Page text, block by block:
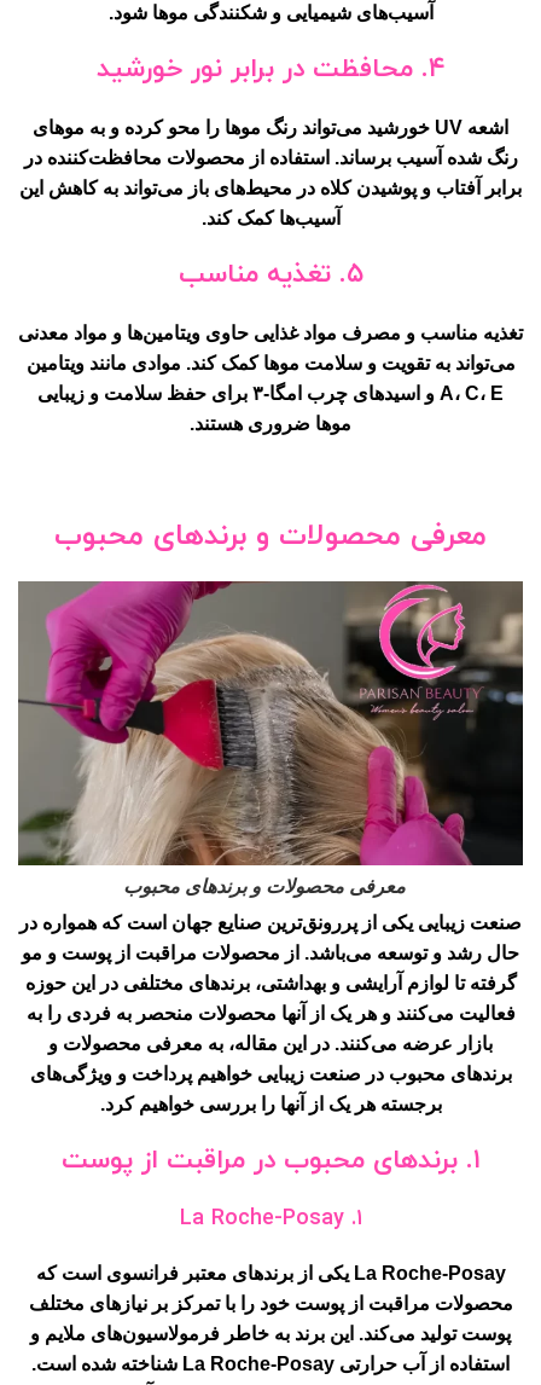
آسیب‌های شیمیایی و شکنندگی موها شود.
۴. محافظت در برابر نور خورشید
اشعه UV خورشید می‌تواند رنگ موها را محو کرده و به موهای
رنگ شده آسیب برساند. استفاده از محصولات محافظت‌کننده در
برابر آفتاب و پوشیدن کلاه در محیط‌های باز می‌تواند به کاهش این
آسیب‌ها کمک کند.
۵. تغذیه مناسب
تغذیه مناسب و مصرف مواد غذایی حاوی ویتامین‌ها و مواد معدنی
می‌تواند به تقویت و سلامت موها کمک کند. موادی مانند ویتامین
A، C، E و اسیدهای چرب امگا-۳ برای حفظ سلامت و زیبایی
موها ضروری هستند.
معرفی محصولات و برندهای محبوب
معرفی محصولات و برندهای محبوب
صنعت زیبایی یکی از پررونق‌ترین صنایع جهان است که همواره در
حال رشد و توسعه می‌باشد. از محصولات مراقبت از پوست و مو
گرفته تا لوازم آرایشی و بهداشتی، برندهای مختلفی در این حوزه
فعالیت می‌کنند و هر یک از آنها محصولات منحصر به فردی را به
بازار عرضه می‌کنند. در این مقاله، به معرفی محصولات و
برندهای محبوب در صنعت زیبایی خواهیم پرداخت و ویژگی‌های
برجسته هر یک از آنها را بررسی خواهیم کرد.
۱. برندهای محبوب در مراقبت از پوست
۱. La Roche-Posay
La Roche-Posay یکی از برندهای معتبر فرانسوی است که
محصولات مراقبت از پوست خود را با تمرکز بر نیازهای مختلف
پوست تولید می‌کند. این برند به خاطر فرمولاسیون‌های ملایم و
استفاده از آب حرارتی La Roche-Posay شناخته شده است.